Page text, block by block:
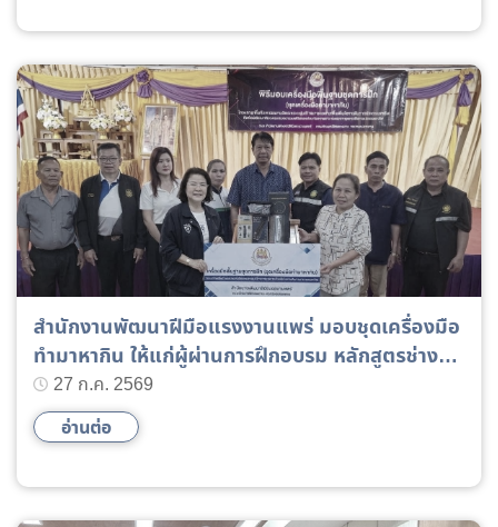
สำนักงานพัฒนาฝีมือแรงงานแพร่ มอบชุดเครื่องมือ
ทำมาหากิน ให้แก่ผู้ผ่านการฝึกอบรม หลักสูตรช่าง
ตัดผมชายมืออาชีพ
27 ก.ค. 2569
อ่านต่อ